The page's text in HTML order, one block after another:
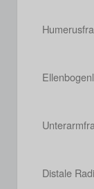
Distale